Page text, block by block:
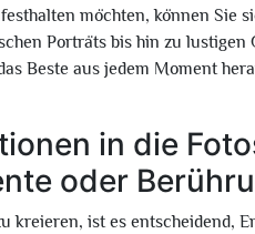
möchten, können Sie
Porträts bis hin zu
Beste aus jedem Moment
in die
oder
kreieren, ist es entscheidend,